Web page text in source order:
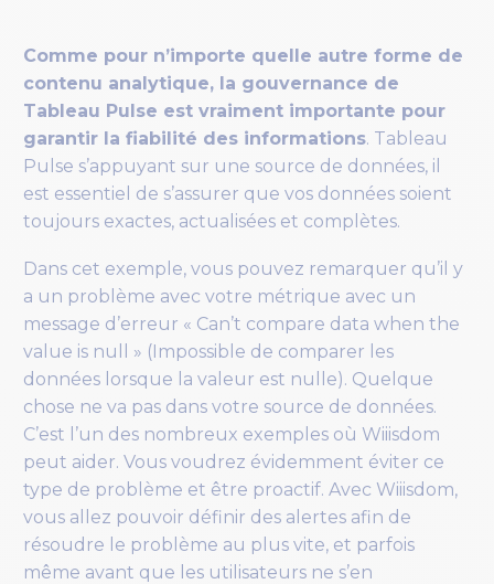
Comme pour n’importe quelle autre forme de
contenu analytique, la gouvernance de
Tableau Pulse est vraiment importante pour
garantir la fiabilité des informations. Tableau
Pulse s’appuyant sur une source de données, il
est essentiel de s’assurer que vos données soient
toujours exactes, actualisées et complètes.
Dans cet exemple, vous pouvez remarquer qu’il y
a un problème avec votre métrique avec un
message d’erreur « Can’t compare data when the
value is null » (Impossible de comparer les
données lorsque la valeur est nulle). Quelque
chose ne va pas dans votre source de données.
C’est l’un des nombreux exemples où Wiiisdom
peut aider. Vous voudrez évidemment éviter ce
type de problème et être proactif. Avec Wiiisdom,
vous allez pouvoir définir des alertes afin de
résoudre le problème au plus vite, et parfois
même avant que les utilisateurs ne s’en